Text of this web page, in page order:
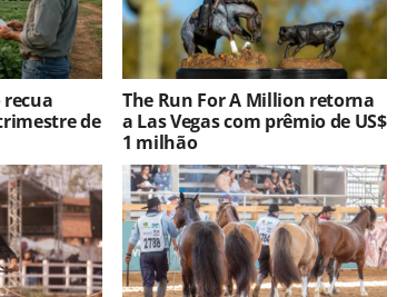
recua
de
The Run For A Million retorna
a Las Vegas com prêmio de US$
1 milhão